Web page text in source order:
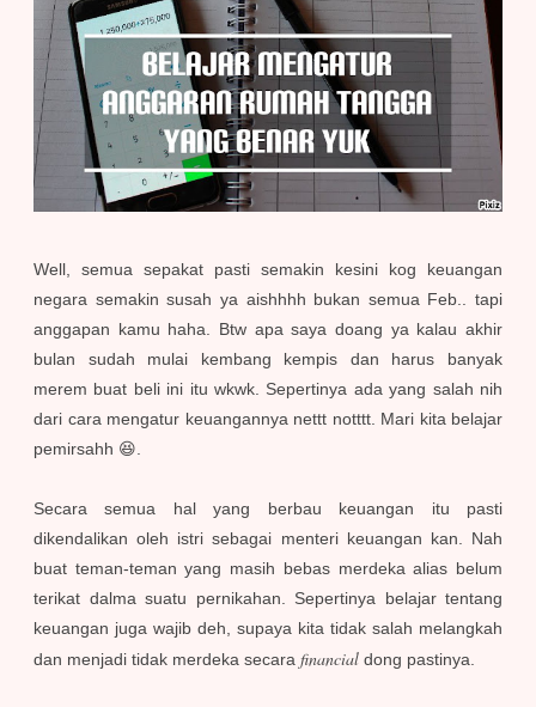
Well, semua sepakat pasti semakin kesini kog keuangan
negara semakin susah ya aishhhh bukan semua Feb.. tapi
anggapan kamu haha. Btw apa saya doang ya kalau akhir
bulan sudah mulai kembang kempis dan harus banyak
merem buat beli ini itu wkwk. Sepertinya ada yang salah nih
dari cara mengatur keuangannya nettt notttt. Mari kita belajar
pemirsahh 😆.
Secara semua hal yang berbau keuangan itu pasti
dikendalikan oleh istri sebagai menteri keuangan kan. Nah
buat teman-teman yang masih bebas merdeka alias belum
terikat dalma suatu pernikahan. Sepertinya belajar tentang
keuangan juga wajib deh, supaya kita tidak salah melangkah
dan menjadi tidak merdeka secara financial dong pastinya.